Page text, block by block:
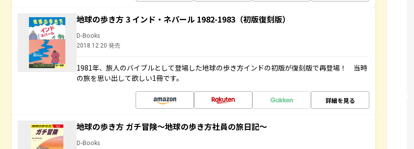
地球の歩き方 3 インド・ネパール 1982-1983（初版復刻版）
D-Books
2018.12.20 発売
1981年、旅人のバイブルとして登場した地球の歩き方インドの初版が復刻版で再登場！ 当時
の旅を思い出して欲しい1冊です。
詳細を見る
地球の歩き方 ガチ冒険～地球の歩き方社員の旅日記～
D-Books